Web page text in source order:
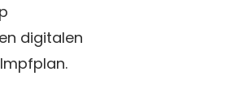
digitalen